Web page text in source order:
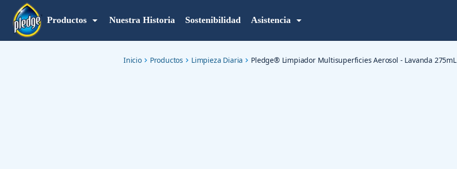
multisurface-aerosol-cleaner-lavender
Productos Nuestra Historia Sostenibilidad Asistencia
Inicio Productos Limpieza Diaria Pledge® Limpiador Multisuperficies Aerosol - Lavanda 275mL